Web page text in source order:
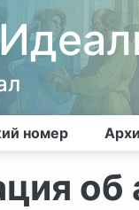
номер
об